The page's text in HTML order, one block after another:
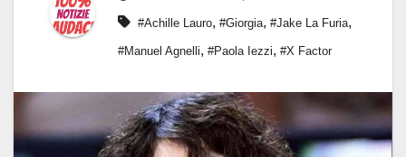
#Achille Lauro, #Giorgia, #Jake La Furia,
#Manuel Agnelli, #Paola Iezzi, #X Factor